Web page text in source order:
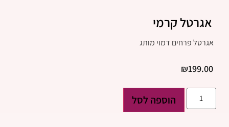
אגרטל קרמי
אגרטל פרחים דמוי מותג
₪199.00
הוספה לסל